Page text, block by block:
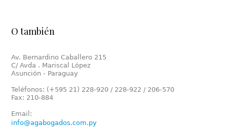
O también
Av. Bernardino Caballero 215
C/ Avda . Mariscal López
Asunción - Paraguay
Teléfonos: (+595 21) 228-920 / 228-922 / 206-570
Fax: 210-884
Email:
info@agabogados.com.py